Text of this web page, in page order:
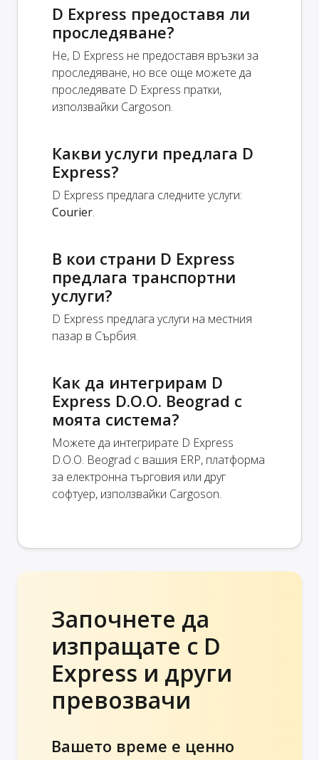
D Express предоставя ли
проследяване?
Не, D Express не предоставя връзки за
проследяване, но все още можете да
проследявате D Express пратки,
използвайки Cargoson.
Какви услуги предлага D
Express?
D Express предлага следните услуги:
Courier.
В кои страни D Express
предлага транспортни
услуги?
D Express предлага услуги на местния
пазар в Сърбия.
Как да интегрирам D
Express D.O.O. Beograd с
моята система?
Можете да интегрирате D Express
D.O.O. Beograd с вашия ERP, платформа
за електронна търговия или друг
софтуер, използвайки Cargoson.
Започнете да
изпращате с D
Express и други
превозвачи
Вашето време е ценно